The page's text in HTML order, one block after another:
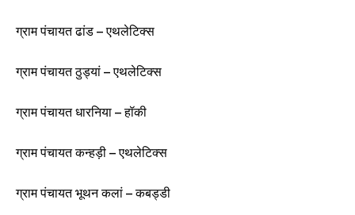
ग्राम पंचायत ढांड – एथलेटिक्स
ग्राम पंचायत ठुड्यां – एथलेटिक्स
ग्राम पंचायत धारनिया – हॉकी
ग्राम पंचायत कन्हड़ी – एथलेटिक्स
ग्राम पंचायत भूथन कलां – कबड्डी